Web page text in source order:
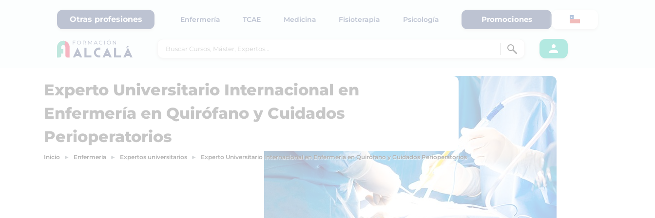
Otras profesiones Enfermería TCAE Medicina Fisioterapia Psicología Promociones
Experto Universitario Internacional en
Enfermería en Quirófano y Cuidados
Perioperatorios
Inicio Enfermería Expertos universitarios Experto Universitario Internacional en Enfermería en Quirófano y Cuidados Perioperatorios